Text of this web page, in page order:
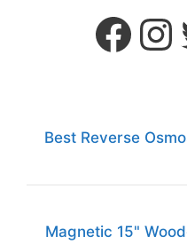
Best Reverse
Magnetic 15"